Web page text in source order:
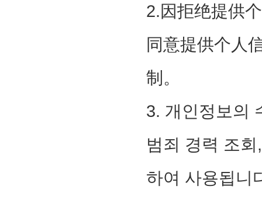
2.因拒绝提供
同意提供个人
制。
3. 개인정보의
범죄 경력 조
하여 사용됩니